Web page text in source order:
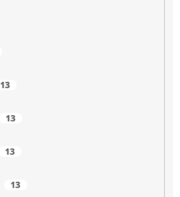
13
13
13
13